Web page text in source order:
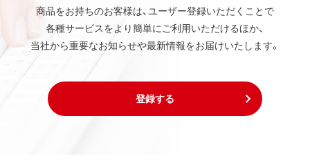
商品をお持ちのお客様は、ユーザー登録いただくことで
各種サービスをより簡単にご利用いただけるほか、
当社から重要なお知らせや最新情報をお届けいたします。
登録する